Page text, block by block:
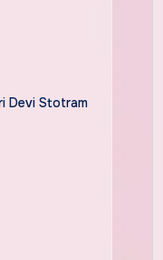
Devi Stotram